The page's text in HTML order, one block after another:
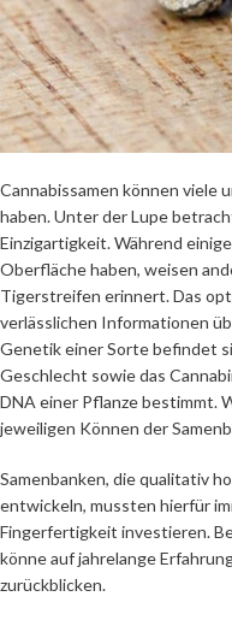
Cannabissamen können viele
haben. Unter der Lupe
Einzigartigkeit. Während
Oberfläche haben, weisen
Tigerstreifen erinnert. Das
verlässlichen Informationen
Genetik einer Sorte befindet
Geschlecht sowie das
DNA einer Pflanze bestimmt.
jeweiligen Können der
Samenbanken, die qualitativ
entwickeln, mussten hierfür
Fingerfertigkeit investieren.
könne auf jahrelange
zurückblicken.